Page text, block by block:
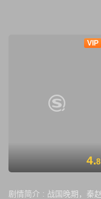
VIP
4.8
剧情简介 : 战国晚期，秦